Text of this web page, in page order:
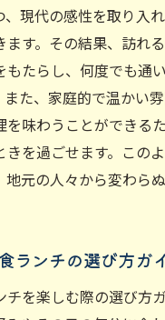
現代の感性を取り入
ます。その結果、訪れ
もたらし、何度でも通
た、家庭的で温かい雰
を味わうことができる
きを過ごせます。この
地元の人々から変わら
ランチの選び方ガ
を楽しむ際の選び方